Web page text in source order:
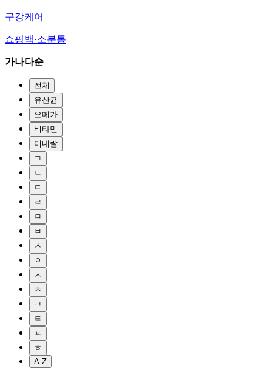
구강케어
쇼핑백·소분통
가나다순
전체
유산균
오메가
비타민
미네랄
ㄱ
ㄴ
ㄷ
ㄹ
ㅁ
ㅂ
ㅅ
ㅇ
ㅈ
ㅊ
ㅋ
ㅌ
ㅍ
ㅎ
A-Z